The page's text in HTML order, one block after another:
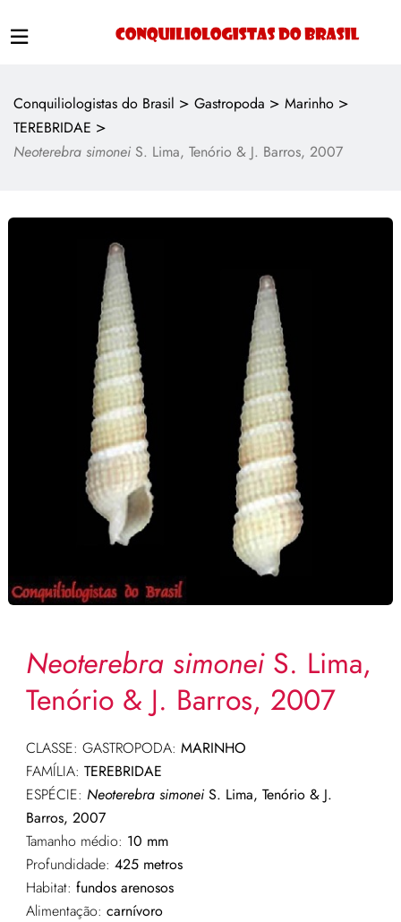
Conquiliologistas do Brasil > Gastropoda > Marinho >
TEREBRIDAE >
Neoterebra simonei S. Lima, Tenório & J. Barros, 2007
Neoterebra simoneiS. Lima,
Tenório & J. Barros, 2007
CLASSE: GASTROPODA: MARINHO
FAMÍLIA: TEREBRIDAE
ESPÉCIE: Neoterebra simoneiS. Lima, Tenório & J.
Barros, 2007
Tamanho médio: 10 mm
Profundidade: 425 metros
Habitat: fundos arenosos
Alimentação: carnívoro